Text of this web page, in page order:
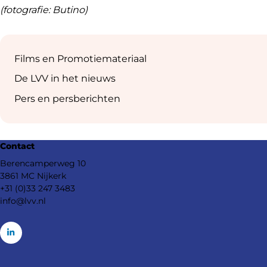
(fotografie: Butino)
navigation
Films en Promotiemateriaal
De LVV in het nieuws
Pers en persberichten
Contact
Berencamperweg 10
3861 MC Nijkerk
+31 (0)33 247 3483
info@lvv.nl